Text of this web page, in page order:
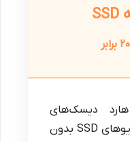
هارد دیسک‌های
مکانیکی (HDD) هستند. درایوهای SSD بدون